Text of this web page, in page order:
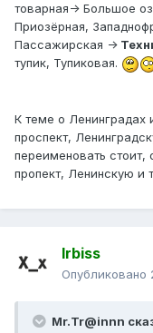
товарная-> Большое
Приозёрная,
Пассажирская ->
тупик, Тупиковая.
К теме о Ленинградах
проспект,
переименовать стоит,
пропект, Ленинскую и
Irbiss
Опубликовано
Mr.Tr@innn